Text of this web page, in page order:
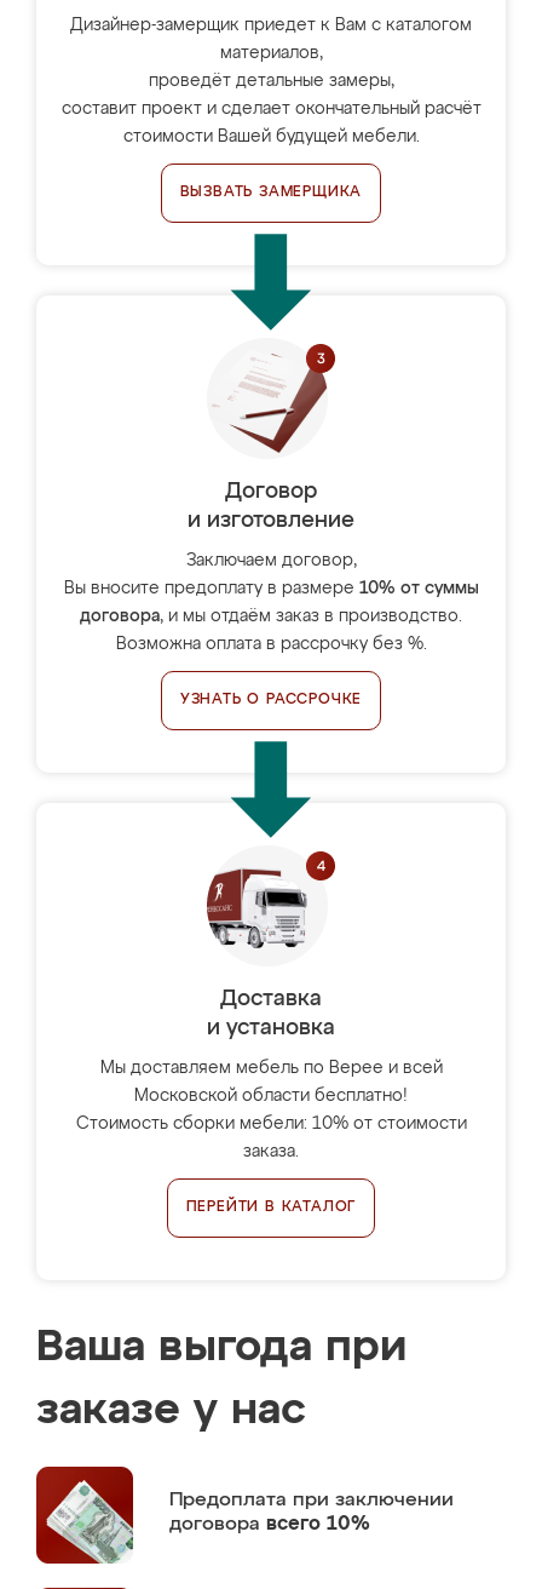
Дизайнер-замерщик приедет к Вам с каталогом
материалов,
проведёт детальные замеры,
составит проект и сделает окончательный расчёт
стоимости Вашей будущей мебели.
ВЫЗВАТЬ ЗАМЕРЩИКА
Договор
и изготовление
Заключаем договор,
Вы вносите предоплату в размере 10% от суммы
договора, и мы отдаём заказ в производство.
Возможна оплата в рассрочку без %.
УЗНАТЬ О РАССРОЧКЕ
Доставка
и установка
Мы доставляем мебель по Верее и всей
Московской области бесплатно!
Стоимость сборки мебели: 10% от стоимости
заказа.
ПЕРЕЙТИ В КАТАЛОГ
Ваша выгода при
заказе у нас
Предоплата при заключении
договора всего 10%